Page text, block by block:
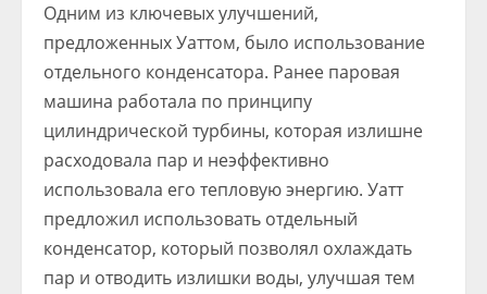
Одним из ключевых улучшений,
предложенных Уаттом, было использование
отдельного конденсатора. Ранее паровая
машина работала по принципу
цилиндрической турбины, которая излишне
расходовала пар и неэффективно
использовала его тепловую энергию. Уатт
предложил использовать отдельный
конденсатор, который позволял охлаждать
пар и отводить излишки воды, улучшая тем